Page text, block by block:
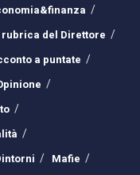
rubrica del Direttore
a puntate
Mafie